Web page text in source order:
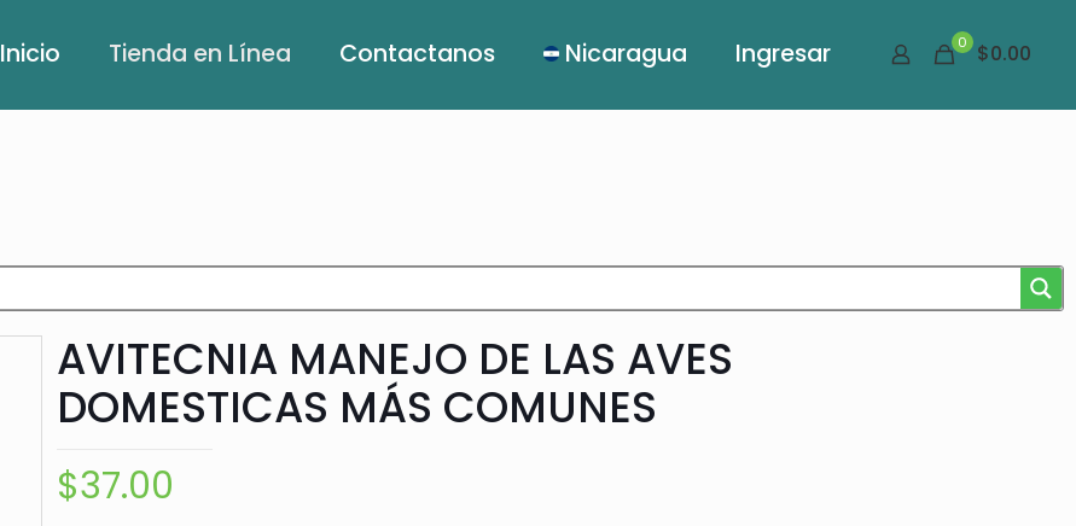
Inicio Tienda en Línea Contactanos Nicaragua Ingresar 0 $0.00
AVITECNIA MANEJO DE LAS AVES
DOMESTICAS MÁS COMUNES
$37.00